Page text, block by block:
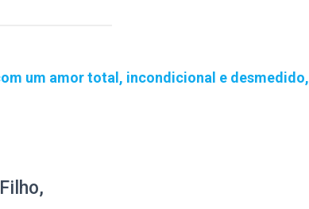
um amor total, incondicional e desmedido,